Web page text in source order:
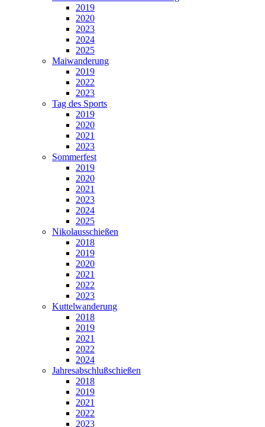
2019
2020
2023
2024
2025
Maiwanderung
2019
2022
2023
Tag des Sports
2019
2020
2021
2023
Sommerfest
2019
2020
2021
2023
2024
2025
Nikolausschießen
2018
2019
2020
2021
2022
2023
Kuttelwanderung
2018
2019
2021
2022
2024
Jahresabschlußschießen
2018
2019
2021
2022
2023